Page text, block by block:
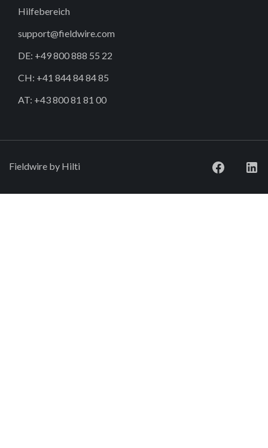
Hilfebereich
support@fieldwire.com
DE: +49 800 888 55 22
CH: +41 844 84 84 85
AT: +43 800 81 81 00
Fieldwire by Hilti